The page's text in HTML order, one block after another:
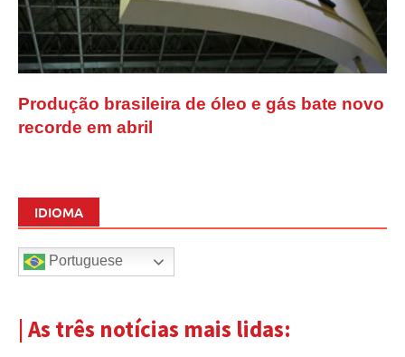
Produção brasileira de óleo e gás bate novo
recorde em abril
IDIOMA
Portuguese
| As três notícias mais lidas: